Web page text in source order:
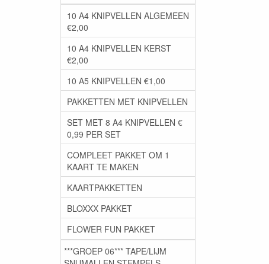
10 A4 KNIPVELLEN ALGEMEEN
€2,00
10 A4 KNIPVELLEN KERST
€2,00
10 A5 KNIPVELLEN €1,00
PAKKETTEN MET KNIPVELLEN
SET MET 8 A4 KNIPVELLEN €
0,99 PER SET
COMPLEET PAKKET OM 1
KAART TE MAKEN
KAARTPAKKETTEN
BLOXXX PAKKET
FLOWER FUN PAKKET
***GROEP 06*** TAPE/LIJM